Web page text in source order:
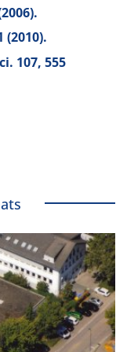
(2010).
107, 555